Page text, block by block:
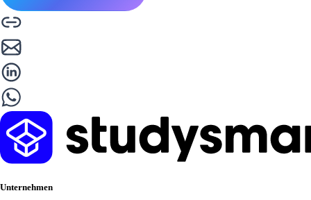
Unternehmen